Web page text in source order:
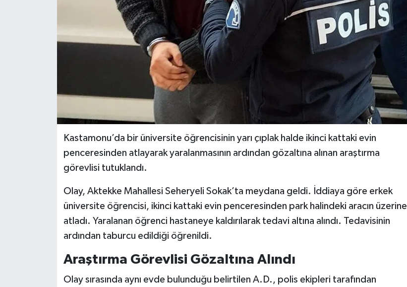
Kastamonu’da bir üniversite öğrencisinin yarı çıplak halde ikinci kattaki evin
penceresinden atlayarak yaralanmasının ardından gözaltına alınan araştırma
görevlisi tutuklandı.
Olay, Aktekke Mahallesi Seheryeli Sokak’ta meydana geldi. İddiaya göre erkek
üniversite öğrencisi, ikinci kattaki evin penceresinden park halindeki aracın üzerine
atladı. Yaralanan öğrenci hastaneye kaldırılarak tedavi altına alındı. Tedavisinin
ardından taburcu edildiği öğrenildi.
Araştırma Görevlisi Gözaltına Alındı
Olay sırasında aynı evde bulunduğu belirtilen A.D., polis ekipleri tarafından